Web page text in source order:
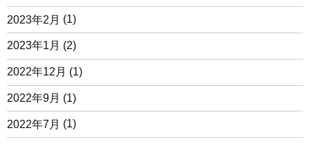
2023年2月 (1)
2023年1月 (2)
2022年12月 (1)
2022年9月 (1)
2022年7月 (1)